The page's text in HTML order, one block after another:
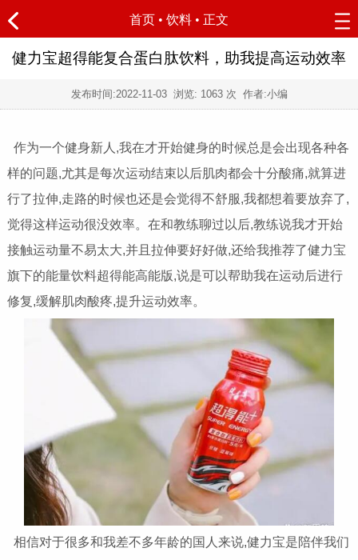
首页 • 饮料 • 正文
健力宝超得能复合蛋白肽饮料，助我提高运动效率
发布时间:2022-11-03浏览: 1063 次 作者:小编
作为一个健身新人,我在才开始健身的时候总是会出现各种各
样的问题,尤其是每次运动结束以后肌肉都会十分酸痛,就算进
行了拉伸,走路的时候也还是会觉得不舒服,我都想着要放弃了,
觉得这样运动很没效率。在和教练聊过以后,教练说我才开始
接触运动量不易太大,并且拉伸要好好做,还给我推荐了健力宝
旗下的能量饮料超得能高能版,说是可以帮助我在运动后进行
修复,缓解肌肉酸疼,提升运动效率。
相信对于很多和我差不多年龄的国人来说,健力宝是陪伴我们